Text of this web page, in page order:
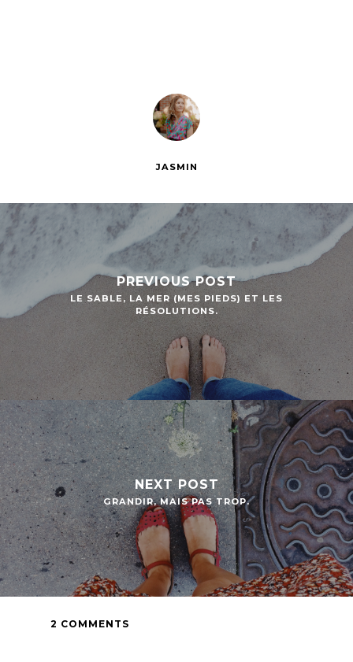
JASMIN
PREVIOUS POST
LE SABLE, LA MER (MES PIEDS) ET LES
RÉSOLUTIONS.
NEXT POST
GRANDIR, MAIS PAS TROP.
2 COMMENTS